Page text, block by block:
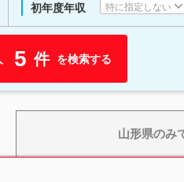
初年度年収 特に指定しない
5 件 を検索する
山形県のみ